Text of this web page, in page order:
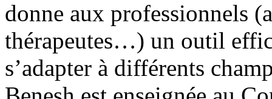
donne aux professionnels
thérapeutes…) un outil
s’adapter à différents